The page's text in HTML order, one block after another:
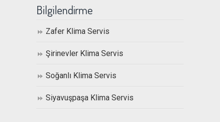
Bilgilendirme
Zafer Klima Servis
Şirinevler Klima Servis
Soğanlı Klima Servis
Siyavuşpaşa Klima Servis